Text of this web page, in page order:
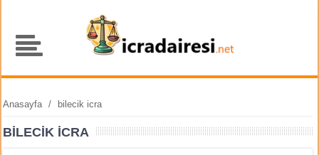
Anasayfa / bilecik icra
BILECIK ICRA